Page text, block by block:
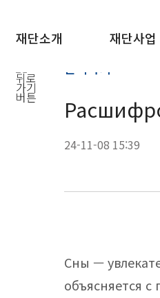
재단소개 재단사업
문의하기
24-11-08 15:39
Сны —
объясняется